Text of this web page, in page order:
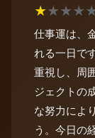
★★★★
仕事運は、
れる一日で
重視し、周
ジェクトの
な努力によ
う。今日の